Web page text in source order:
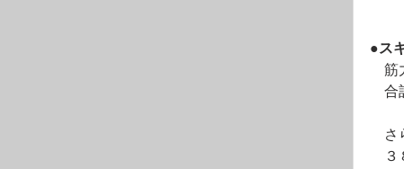
●ス
筋
合
さ
３